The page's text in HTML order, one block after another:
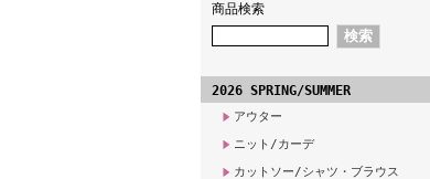
商品検索
2026 SPRING/SUMMER
アウター
ニット/カーデ
カットソー/シャツ・ブラウス